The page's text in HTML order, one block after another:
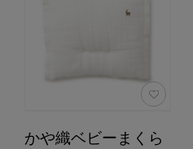
かや織ベビーまくら